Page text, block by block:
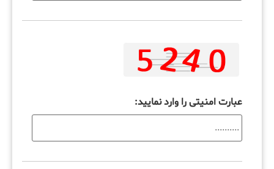
عبارت امنیتی را وارد نمایید: